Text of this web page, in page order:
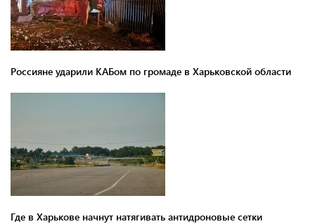
Россияне ударили КАБом по громаде в Харьковской области
Где в Харькове начнут натягивать антидроновые сетки